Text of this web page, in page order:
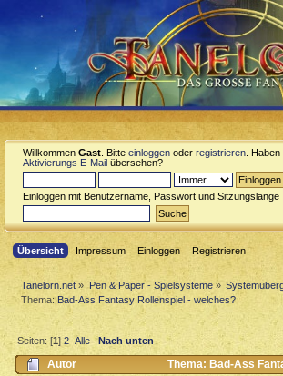
Willkommen Gast . Bitte einloggen oder registrieren .
Aktivierungs E-Mail übersehen?
Einloggen mit Benutzername, Passwort und Sitzungslänge
Übersicht Impressum Einloggen Registrieren
Tanelorn.net » Pen & Paper - Spielsysteme»
Thema: Bad-Ass Fantasy Rollenspiel - welches?
Seiten: [1]2 Alle Nach unten
Autor
Thema: Bad-Ass